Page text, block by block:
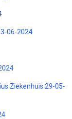
06-2024
Ziekenhuis 29-05-